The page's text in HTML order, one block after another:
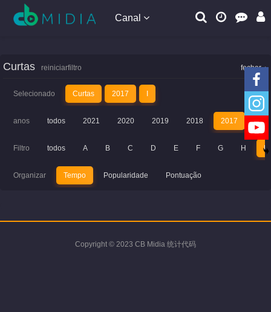
Canal
fechar
Curtas reiniciarfiltro
Selecionado Curtas 2017
anos todos 2021 2020 2019 2018 2017
Filtro todos A B C D E F G H I
Organizar Tempo Popularidade Pontuação
Copyright © 2023 CB Midia 统计代码